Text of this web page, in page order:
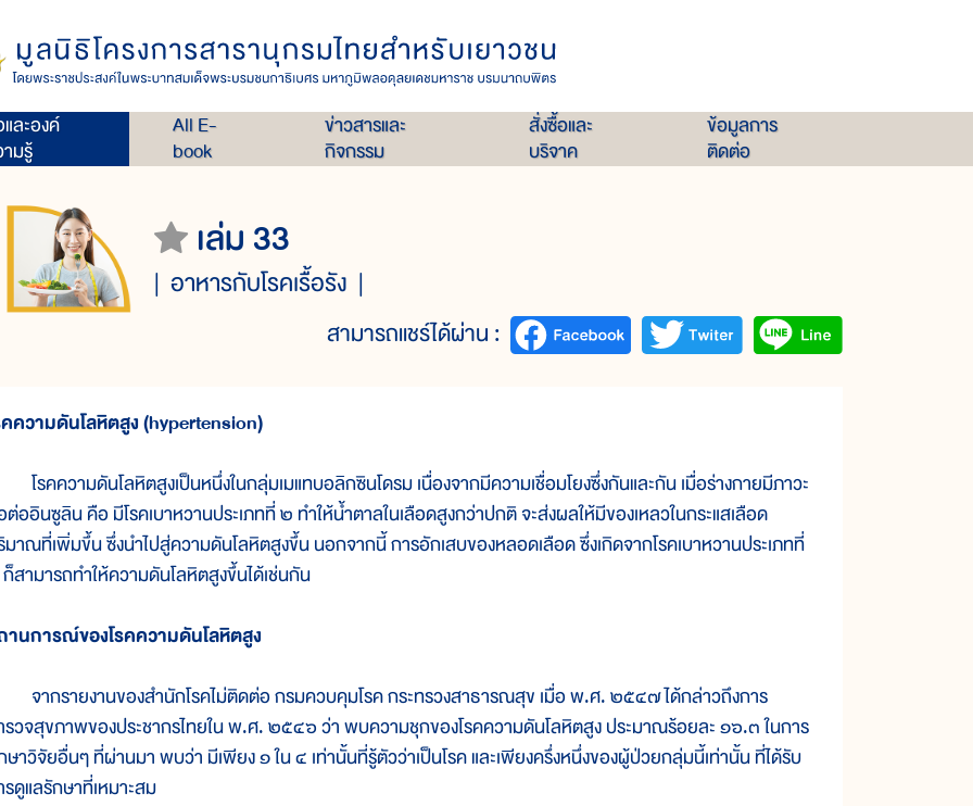
ละองค์
มรู้
All E-
book
ข่าวสารและ
กิจกรรม
สั่งซื้อและ
บริจาค
ข้อมูลการ
ติดต่อ
เล่ม 33
อาหารกับโรคเรื้อรัง
สามารถแชร์ได้ผ่าน :
คความดันโลหิตสูง (hypertension)
โรคความดันโลหิตสูงเป็นหนึ่งในกลุ่มเมแทบอลิกซินโดรม เนื่องจากมีความเชื่อมโยงซึ่งกันและกัน เมื่อร่างกายมีภาวะ
ออินซูลิน คือ มีโรคเบาหวานประเภทที่ ๒ ทำให้น้ำตาลในเลือดสูงกว่าปกติ จะส่งผลให้มีของเหลวในกระแสเลือด
มาณที่เพิ่มขึ้น ซึ่งนำไปสู่ความดันโลหิตสูงขึ้น นอกจากนี้ การอักเสบของหลอดเลือด ซึ่งเกิดจากโรคเบาหวานประเภทที่
สามารถทำให้ความดันโลหิตสูงขึ้นได้เช่นกัน
านการณ์ของโรคความดันโลหิตสูง
จากรายงานของสำนักโรคไม่ติดต่อ กรมควบคุมโรค กระทรวงสาธารณสุข เมื่อ พ.ศ. ๒๕๔๗ ได้กล่าวถึงการ
รวจสุขภาพของประชากรไทยใน พ.ศ. ๒๕๔๖ ว่า พบความชุกของโรคความดันโลหิตสูง ประมาณร้อยละ ๑๖.๓ ในการ
าวิจัยอื่นๆ ที่ผ่านมา พบว่า มีเพียง ๑ ใน ๔ เท่านั้นที่รู้ตัวว่าเป็นโรค และเพียงครึ่งหนึ่งของผู้ป่วยกลุ่มนี้เท่านั้น ที่ได้รับ
ดูแลรักษาที่เหมาะสม